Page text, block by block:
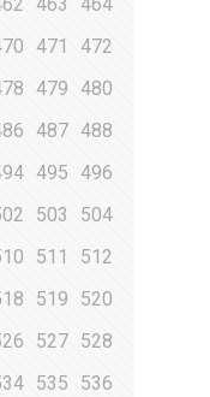
471
472
479
480
487 488
495
496
503
504
511
512
519
520
527 528
535
536